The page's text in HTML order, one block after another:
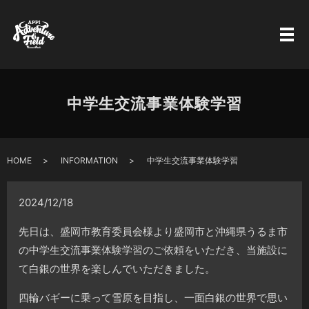
中学生交流事業体験学習
HOME INFORMATION 中学生交流事業体験学習
2024/12/18
先日は、盛岡市教育委員会様より盛岡市と沖縄県うるま市
の中学生交流事業体験学習のご依頼をいただき、当施設に
て白銀の世界を楽しんでいただきました。
四輪バギーに乗って雪原を目指し、一面白銀の世界で思い